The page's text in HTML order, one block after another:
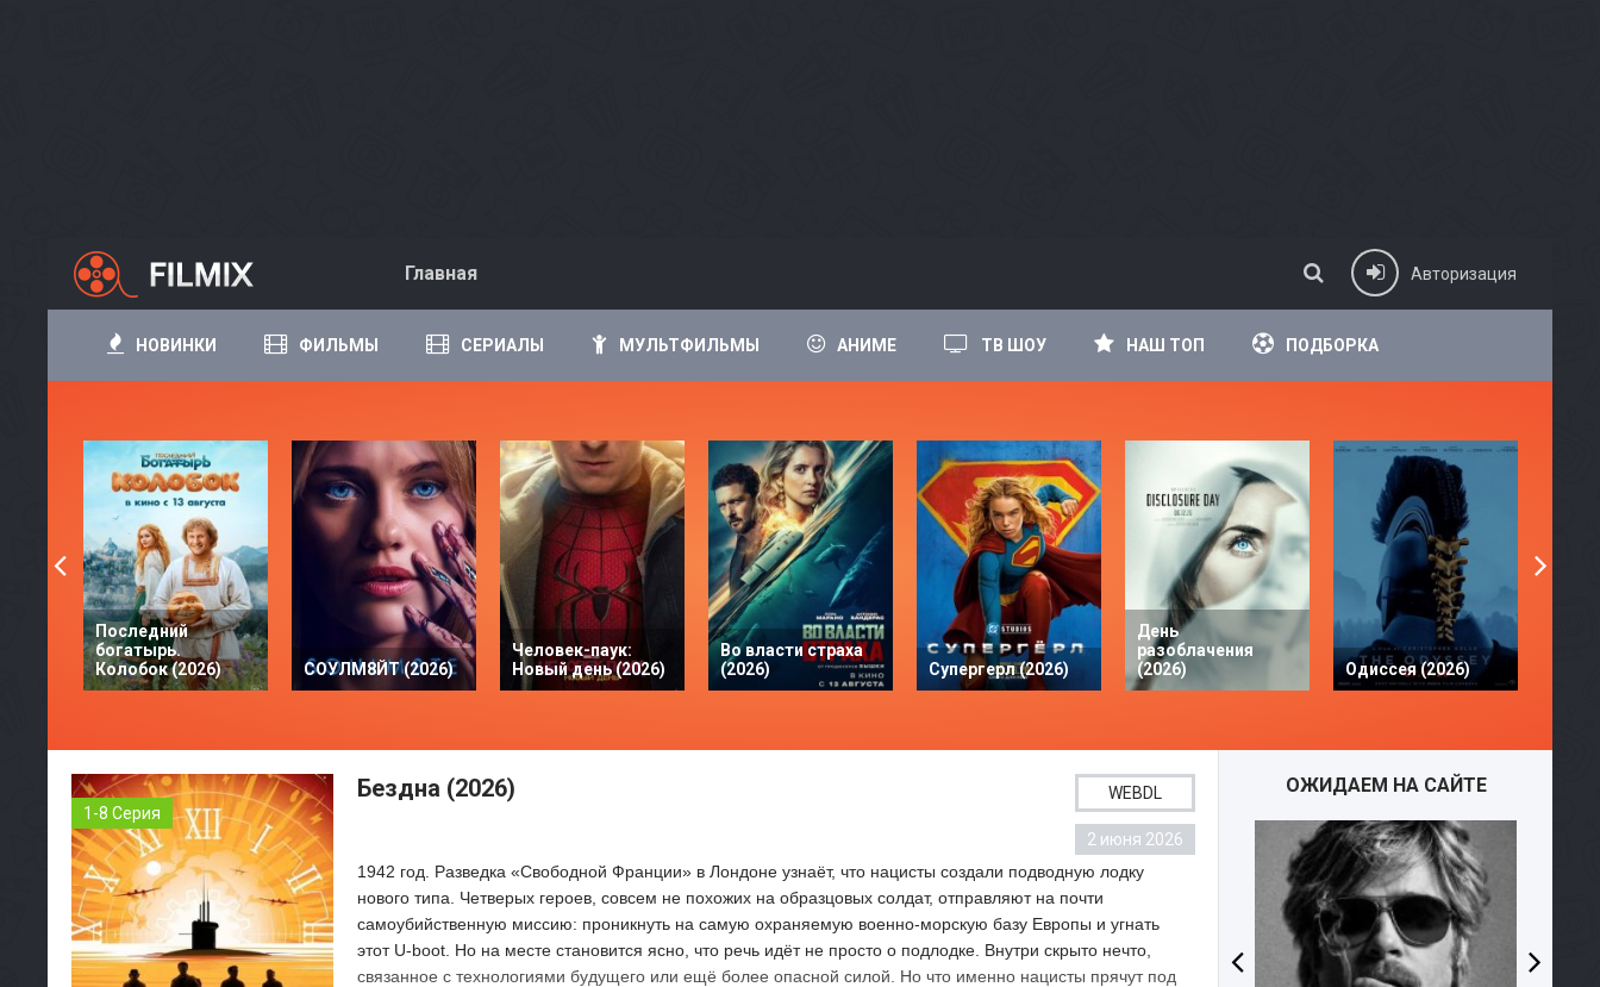
Главная Авторизация
НОВИНКИ ФИЛЬМЫ СЕРИАЛЫ МУЛЬТФИЛЬМЫ АНИМЕ ТВ ШОУ НАШ ТОП ПОДБОРКА
Последний
богатырь.
Колобок (2026)
СОУЛМ8ЙТ (2026)
Человек-паук:
Новый день (2026)
Во власти страха
(2026)
Супергерл (2026)
День
разоблачения
(2026)
Одиссея (2026)
1-8 Серия
Бездна (2026) WEBDL
2 июня 2026
1942 год. Разведка «Свободной Франции» в Лондоне узнаёт, что нацисты создали подводную лодку
нового типа. Четверых героев, совсем не похожих на образцовых солдат, отправляют на почти
самоубийственную миссию: проникнуть на самую охраняемую военно-морскую базу Европы и угнать
этот U-boot. Но на месте становится ясно, что речь идёт не просто о подлодке. Внутри скрыто нечто,
связанное с технологиями будущего или ещё более опасной силой. Но что именно нацисты прячут под
ОЖИДАЕМ НА САЙТЕ